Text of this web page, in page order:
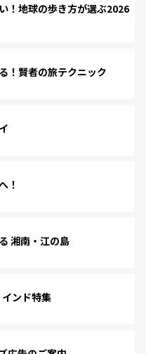
！地球の歩き方が選ぶ2026
！賢者の旅テクニック
！
湘南・江の島
ンド特集